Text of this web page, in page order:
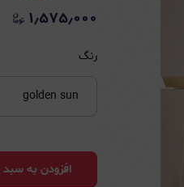
۱٫۵۷۵٫۰۰۰
رنگ
golden sun
افزودن به